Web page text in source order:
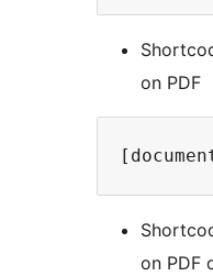
on PDF
on PDF